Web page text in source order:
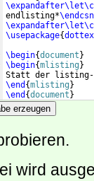
endlisting*
\usepackage{dottex
\begin{document }
\begin{mlisting }
Statt der listing-
\end {mlisting }
\end {document }
erzeugen
wird